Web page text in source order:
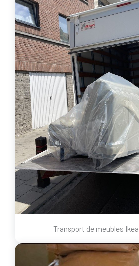
Transport de meubles